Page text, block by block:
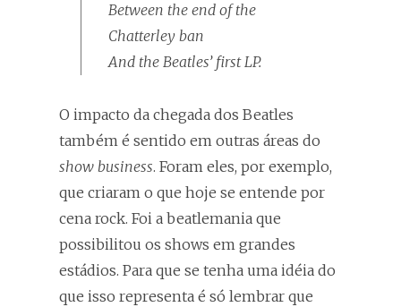
Between the end of the
Chatterley ban
And the Beatles’ first LP.
O impacto da chegada dos Beatles
também é sentido em outras áreas do
show business. Foram eles, por exemplo,
que criaram o que hoje se entende por
cena rock. Foi a beatlemania que
possibilitou os shows em grandes
estádios. Para que se tenha uma idéia do
que isso representa é só lembrar que